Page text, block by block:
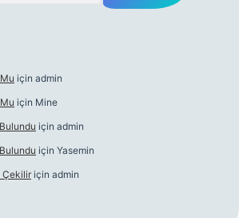
için admin
için Mine
için admin
için Yasemin
Çekilir için admin